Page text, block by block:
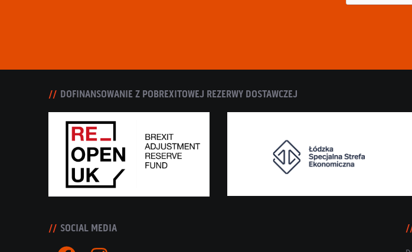
DOFINANSOWANIE Z POBREXITOWEJ REZERWY DOSTAWCZEJ
SOCIAL MEDIA